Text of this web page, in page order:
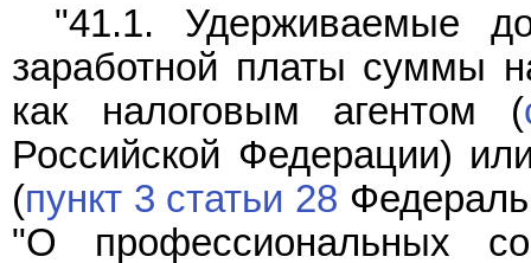
"41.1. Удерживаемые
заработной платы суммы
как налоговым агентом (
Российской Федерации)
(пункт 3 статьи 28
"О профессиональных